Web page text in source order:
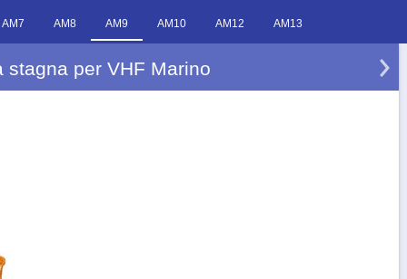
AM7 AM8 AM9 AM10 AM12 AM13
stagna per VHF Marino